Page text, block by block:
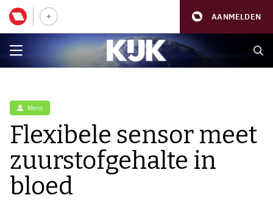
AANMELDEN
Mens
Flexibele sensor meet
zuurstofgehalte in
bloed